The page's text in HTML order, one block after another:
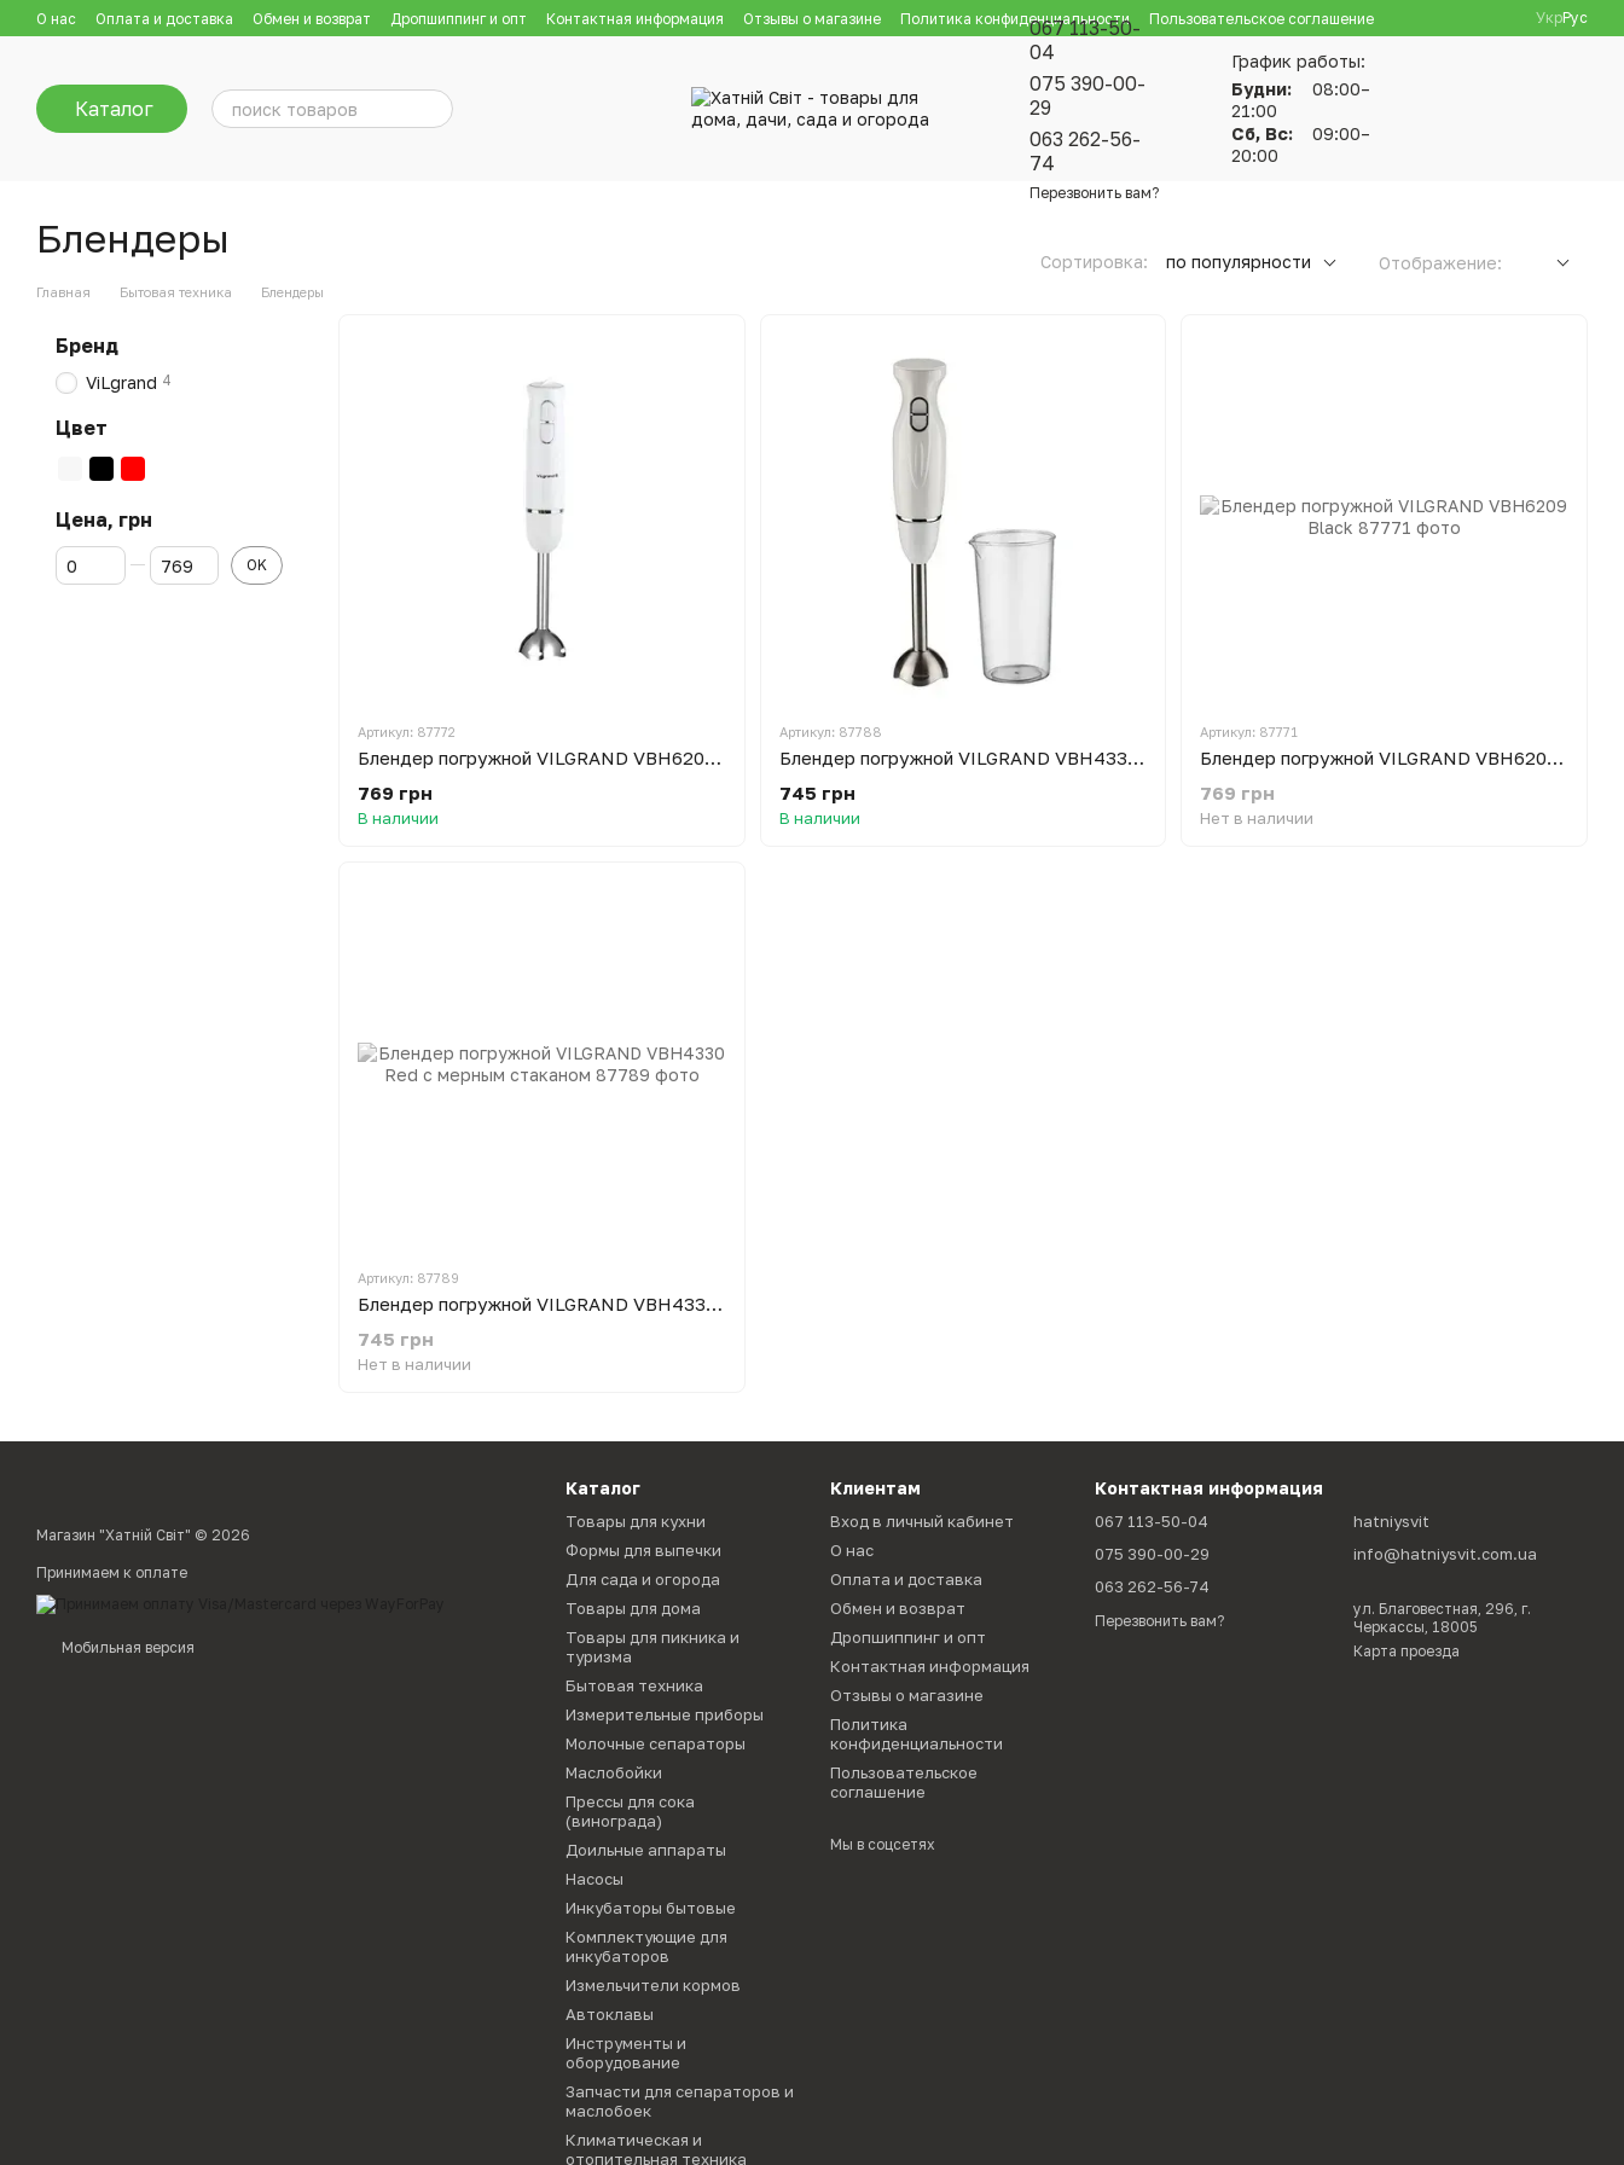
Перейти к основному контенту
О нас Оплата и доставка Обмен и возврат Дропшиппинг и опт Контактная информация Отзывы о магазине Политика конфиденциальности Пользовательское соглашение УкрРус
Каталог
067 113-50-
04
075 390-00-
29
063 262-56-
74
Перезвонить вам?
График работы:
Будни:
08:00–
21:00
Сб, Вс:
09:00–
20:00
Блендеры
Главная Бытовая техника Блендеры
Сортировка: по популярности Отображение:
Артикул: 87772
Блендер погружной VILGRAND VBH6209 White
769 грн
В наличии
Артикул: 87788
Блендер погружной VILGRAND VBH4330 White с мерным стаканом
745 грн
В наличии
Артикул: 87771
Блендер погружной VILGRAND VBH6209 Black
769 грн
Нет в наличии
Артикул: 87789
Блендер погружной VILGRAND VBH4330 Red с мерным стаканом
745 грн
Нет в наличии
Бренд
ViLgrand 4
Цвет
Цена, грн
От Цена, грн
До Цена, грн OK
Магазин "Хатній Світ" © 2026
Принимаем к оплате
Мобильная версия
Каталог
Товары для кухни
Формы для выпечки
Для сада и огорода
Товары для дома
Товары для пикника и
туризма
Бытовая техника
Измерительные приборы
Молочные сепараторы
Маслобойки
Прессы для сока
(винограда)
Доильные аппараты
Насосы
Инкубаторы бытовые
Комплектующие для
инкубаторов
Измельчители кормов
Автоклавы
Инструменты и
оборудование
Запчасти для сепараторов и
маслобоек
Климатическая и
отопительная техника
Клиентам
Вход в личный кабинет
О нас
Оплата и доставка
Обмен и возврат
Дропшиппинг и опт
Контактная информация
Отзывы о магазине
Политика
конфиденциальности
Пользовательское
соглашение
Мы в соцсетях
Контактная информация
067 113-50-04
075 390-00-29
063 262-56-74
Перезвонить вам?
hatniysvit
info@hatniysvit.com.ua
ул. Благовестная, 296, г.
Черкассы, 18005
Карта проезда